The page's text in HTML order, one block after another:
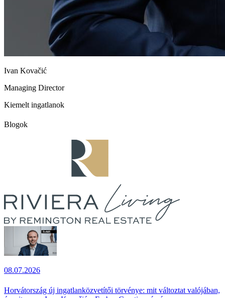
Ivan Kovačić
Managing Director
Kiemelt ingatlanok
Blogok
08.07.2026
Horvátország új ingatlanközvetítői törvénye: mit változtat valójában,